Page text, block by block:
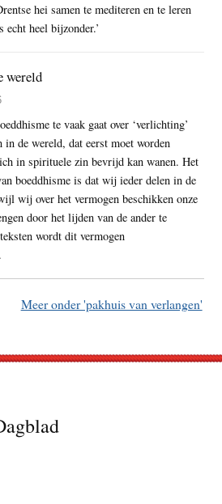
hei samen te mediteren en te leren
echt heel bijzonder.’
wereld
te vaak gaat over ‘verlichting’
de wereld, dat eerst moet worden
in spirituele zin bevrijd kan wanen. Het
boeddhisme is dat wij ieder delen in de
wij over het vermogen beschikken onze
door het lijden van de ander te
wordt dit vermogen
Meer onder 'pakhuis van verlangen'